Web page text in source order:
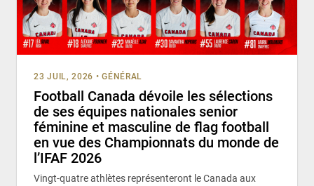
23 JUIL, 2026 • GÉNÉRAL
Football Canada dévoile les sélections
de ses équipes nationales senior
féminine et masculine de flag football
en vue des Championnats du monde de
l’IFAF 2026
Vingt-quatre athlètes représenteront le Canada aux